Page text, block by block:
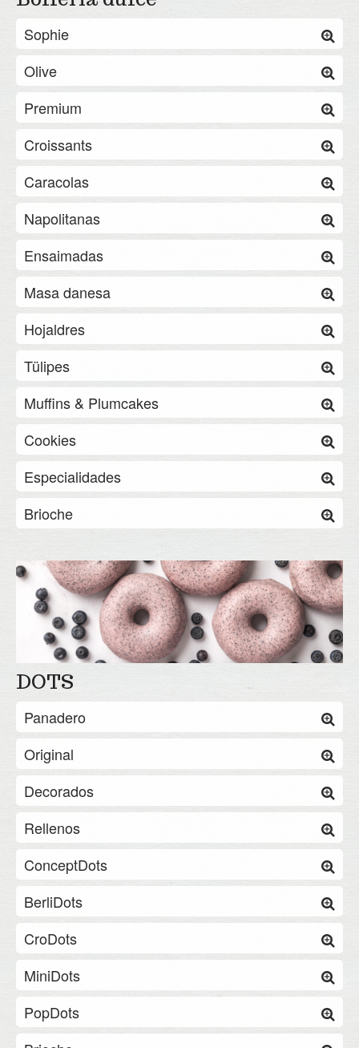
Sophie
Olive
Premium
Croissants
Caracolas
Napolitanas
Ensaimadas
Masa danesa
Hojaldres
Tülipes
Muffins & Plumcakes
Cookies
Especialidades
Brioche
DOTS
Panadero
Original
Decorados
Rellenos
ConceptDots
BerliDots
CroDots
MiniDots
PopDots